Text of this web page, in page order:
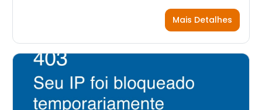
Mais Detalhes